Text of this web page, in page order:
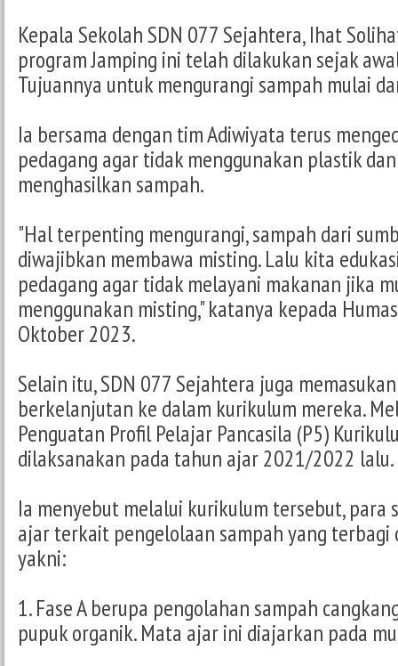
Kepala Sekolah SDN 077 Sejahtera, Ihat
program Jamping ini telah dilakukan sejak
Tujuannya untuk mengurangi sampah mulai
Ia bersama dengan tim Adiwiyata terus
pedagang agar tidak menggunakan plastik
menghasilkan sampah.
"Hal terpenting mengurangi, sampah dari
diwajibkan membawa misting. Lalu kita
pedagang agar tidak melayani makanan jika
menggunakan misting," katanya kepada
Oktober 2023.
Selain itu, SDN 077 Sejahtera juga
berkelanjutan ke dalam kurikulum mereka.
Penguatan Profil Pelajar Pancasila (P5)
dilaksanakan pada tahun ajar 2021/2022 lalu.
Ia menyebut melalui kurikulum tersebut, para
ajar terkait pengelolaan sampah yang terbagi
yakni:
1. Fase A berupa pengolahan sampah
pupuk organik. Mata ajar ini diajarkan pada